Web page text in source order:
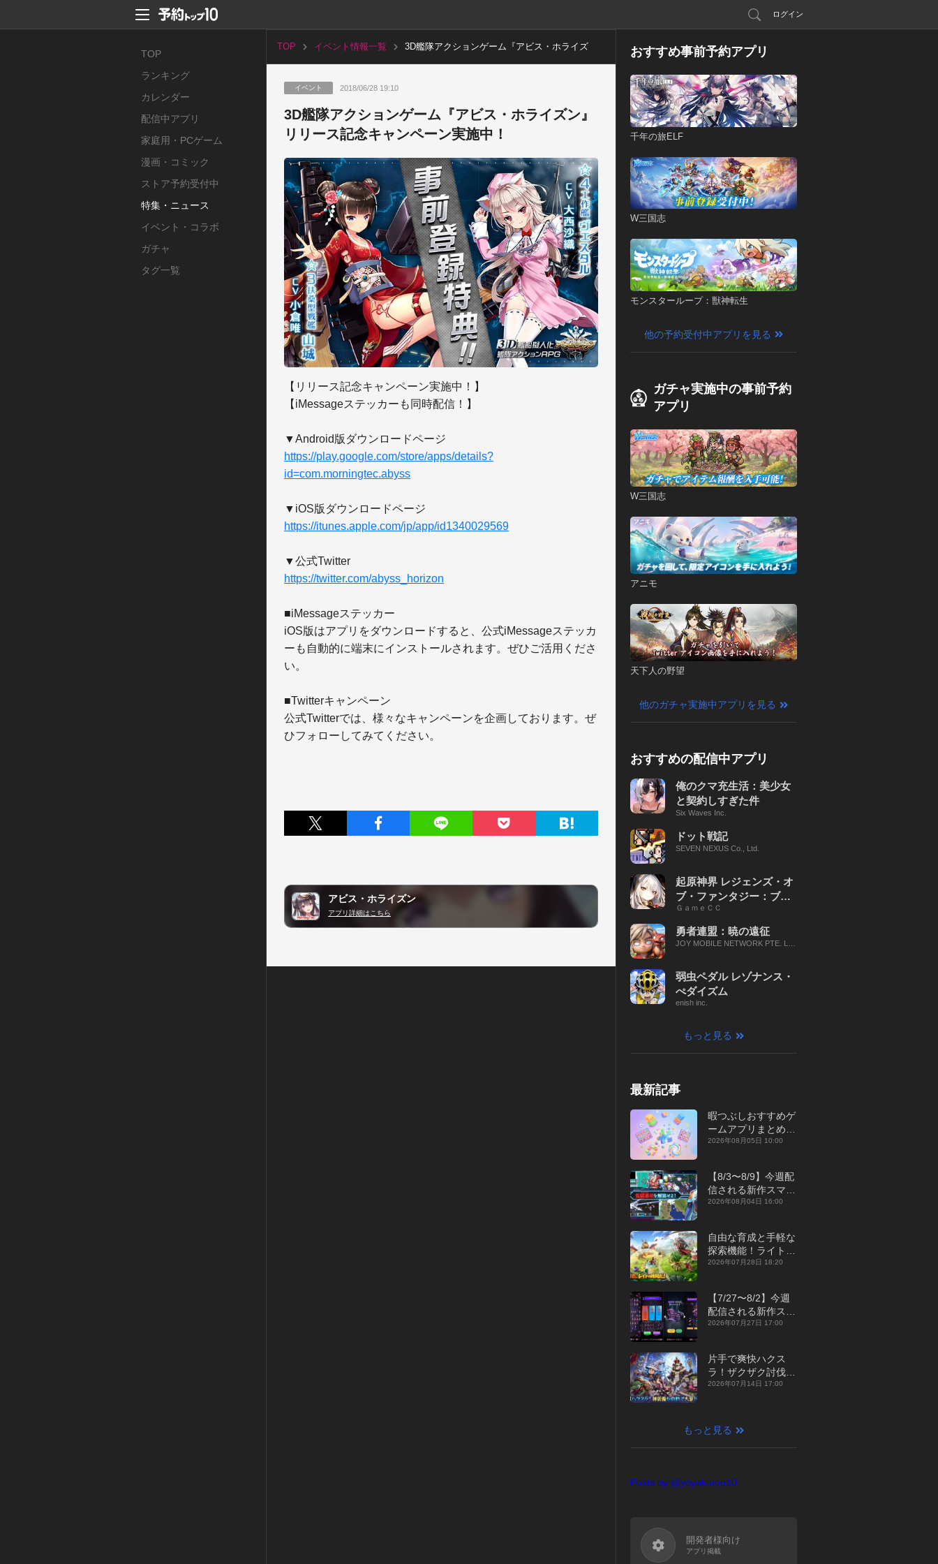
ログイン
TOP
ランキング
カレンダー
配信中アプリ
家庭用・PCゲーム
漫画・コミック
ストア予約受付中
特集・ニュース
イベント・コラボ
ガチャ
タグ一覧
TOP イベント情報一覧
3D艦隊アクションゲーム『アビス・ホライズ
イベント 2018/06/28 19:10
3D艦隊アクションゲーム『アビス・ホライズン』
リリース記念キャンペーン実施中！
【リリース記念キャンペーン実施中！】
【iMessageステッカーも同時配信！】
https://play.google.com/store/apps/details?
id=com.morningtec.abyss
https://itunes.apple.com/jp/app/id1340029569
https://twitter.com/abyss_horizon
■iMessageステッカー
iOS版はアプリをダウンロードすると、公式iMessageステッカ
ーも自動的に端末にインストールされます。ぜひご活用くださ
い。
■Twitterキャンペーン
公式Twitterでは、様々なキャンペーンを企画しております。ぜ
ひフォローしてみてください。
アビス・ホライズン
アプリ詳細はこちら
おすすめ事前予約アプリ
千年の旅ELF
W三国志
モンスターループ：獣神転生
他の予約受付中アプリを見る
ガチャ実施中の事前予約
アプリ
W三国志
アニモ
天下人の野望
他のガチャ実施中アプリを見る
おすすめの配信中アプリ
俺のクマ充生活：美少女
と契約しすぎた件
Six Waves Inc.
ドット戦記
SEVEN NEXUS Co., Ltd.
起原神界 レジェンズ・オ
ブ・ファンタジー：ブレ
イブ X
ＧａｍｅＣＣ
勇者連盟：暁の遠征
JOY MOBILE NETWORK PTE. LT
弱虫ペダル レゾナンス・
ぺダイズム
enish inc.
もっと見る
最新記事
暇つぶしおすすめゲ
ームアプリまとめ｜
オフライン対応あり
2026年08月05日 10:00
【8/3〜8/9】今週配
信される新作スマホ
ゲームをまとめてお
2026年08月04日 16:00
自由な育成と手軽な
探索機能！ライトカ
ジュアルMMORPG
征』【最新作PICKU
P】
2026年07月28日 18:20
【7/27〜8/2】今週
配信される新作スマ
ホゲームをまとめて
年】
2026年07月27日 17:00
片手で爽快ハクス
ラ！ザクザク討伐し
て神装備を集める放
【最新作PICKUP】
2026年07月14日 17:00
もっと見る
Posts by @yoyakutop10
開発者様向け
アプリ掲載